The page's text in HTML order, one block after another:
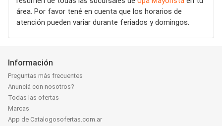
área. Por favor tené en cuenta que los horarios de
atención pueden variar durante feriados y domingos.
Información
Preguntas más frecuentes
Anunciá con nosotros?
Todas las ofertas
Marcas
App de Catalogosofertas.com.ar